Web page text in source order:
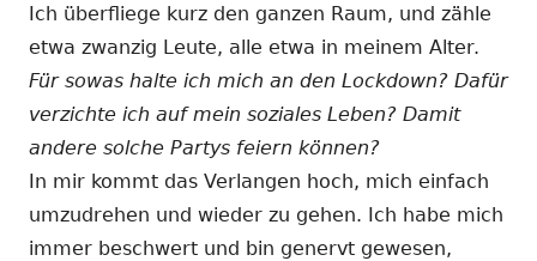
Ich überfliege kurz den ganzen Raum, und zähle
etwa zwanzig Leute, alle etwa in meinem Alter.
Für sowas halte ich mich an den Lockdown? Dafür
verzichte ich auf mein soziales Leben? Damit
andere solche Partys feiern können?
In mir kommt das Verlangen hoch, mich einfach
umzudrehen und wieder zu gehen. Ich habe mich
immer beschwert und bin genervt gewesen,